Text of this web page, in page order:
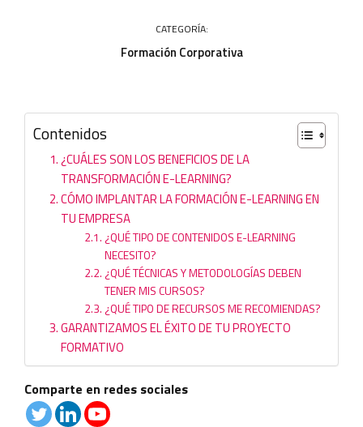
CATEGORÍA:
Formación Corporativa
Contenidos
¿CUÁLES SON LOS BENEFICIOS DE LA
TRANSFORMACIÓN E-LEARNING?
CÓMO IMPLANTAR LA FORMACIÓN E-LEARNING EN
TU EMPRESA
¿QUÉ TIPO DE CONTENIDOS E-LEARNING
NECESITO?
¿QUÉ TÉCNICAS Y METODOLOGÍAS DEBEN
TENER MIS CURSOS?
¿QUÉ TIPO DE RECURSOS ME RECOMIENDAS?
GARANTIZAMOS EL ÉXITO DE TU PROYECTO
FORMATIVO
Comparte en redes sociales